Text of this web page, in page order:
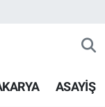
ASAYİŞ